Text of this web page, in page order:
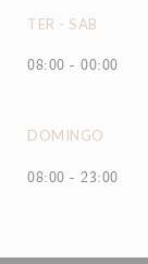
TER - SAB
08:00 - 00:00
DOMINGO
08:00 - 23:00